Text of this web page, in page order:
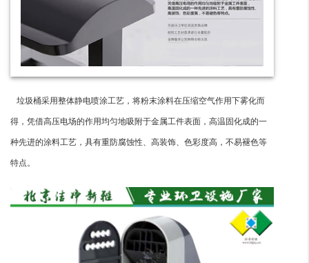
垃圾桶采用整体静电喷涂工艺，将粉末涂料在压缩空气作用下雾化而
得，凭借高压电场的作用均匀地吸附于金属工件表面，高温固化成的一
种先进的涂料工艺，具有重防腐蚀性、高装饰、色彩度高，不易褪色等
特点。